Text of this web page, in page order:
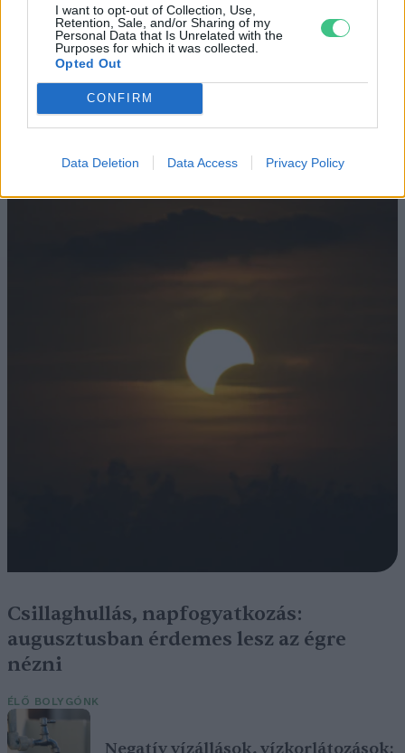
I want to opt-out of Collection, Use,
Retention, Sale, and/or Sharing of my
Personal Data that Is Unrelated with the
Purposes for which it was collected.
Opted Out
CONFIRM
Data Deletion Data Access Privacy Policy
„szuperaszály”, az idei év mégis más
AGRÁRIUM
Miért viseli meg az embert a hőség és
Csillaghullás, napfogyatkozás:
augusztusban érdemes lesz az égre
nézni
ÉLŐ BOLYGÓNK